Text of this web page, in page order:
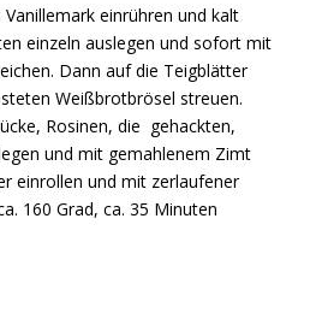
einrühren und kalt
einzeln auslegen und sofort mit
Dann auf die Teigblätter
Weißbrotbrösel streuen.
Rosinen, die gehackten,
und mit gemahlenem Zimt
einrollen und mit zerlaufener
160 Grad, ca. 35 Minuten